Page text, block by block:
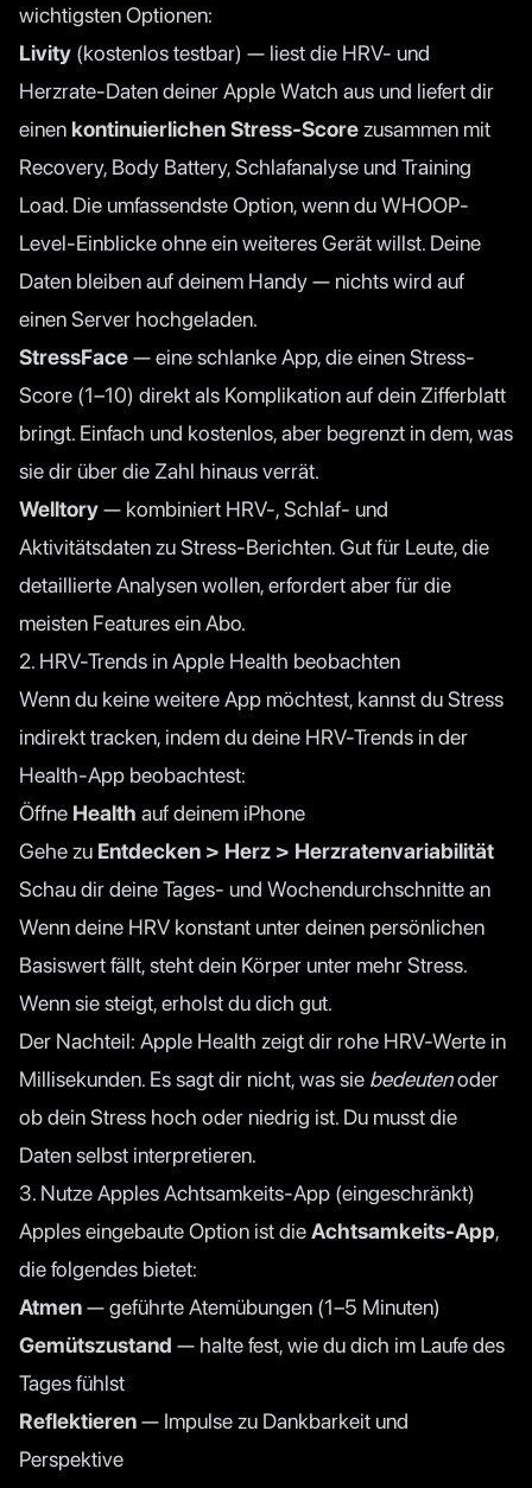
wichtigsten Optionen:
Livity (kostenlos testbar) — liest die HRV- und
Herzrate-Daten deiner Apple Watch aus und liefert dir
einen kontinuierlichen Stress-Scorezusammen mit
Recovery, Body Battery, Schlafanalyse und Training
Load. Die umfassendste Option, wenn du WHOOP-
Level-Einblicke ohne ein weiteres Gerät willst. Deine
Daten bleiben auf deinem Handy — nichts wird auf
einen Server hochgeladen.
StressFace— eine schlanke App, die einen Stress-
Score (1–10) direkt als Komplikation auf dein Zifferblatt
bringt. Einfach und kostenlos, aber begrenzt in dem, was
sie dir über die Zahl hinaus verrät.
Welltory— kombiniert HRV-, Schlaf- und
Aktivitätsdaten zu Stress-Berichten. Gut für Leute, die
detaillierte Analysen wollen, erfordert aber für die
meisten Features ein Abo.
2. HRV-Trends in Apple Health beobachten
Wenn du keine weitere App möchtest, kannst du Stress
indirekt tracken, indem du deine HRV-Trends in der
Health-App beobachtest:
Öffne Health auf deinem iPhone
Gehe zu Entdecken > Herz > Herzratenvariabilität
Schau dir deine Tages- und Wochendurchschnitte an
Wenn deine HRV konstant unter deinen persönlichen
Basiswert fällt, steht dein Körper unter mehr Stress.
Wenn sie steigt, erholst du dich gut.
Der Nachteil: Apple Health zeigt dir rohe HRV-Werte in
Millisekunden. Es sagt dir nicht, was sie bedeutenoder
ob dein Stress hoch oder niedrig ist. Du musst die
Daten selbst interpretieren.
3. Nutze Apples Achtsamkeits-App (eingeschränkt)
Apples eingebaute Option ist dieAchtsamkeits-App,
die folgendes bietet:
Atmen— geführte Atemübungen (1–5 Minuten)
Gemütszustand — halte fest, wie du dich im Laufe des
Tages fühlst
Reflektieren— Impulse zu Dankbarkeit und
Perspektive